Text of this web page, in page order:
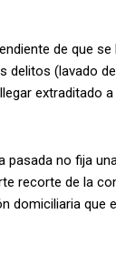
de que
delitos (lavado
extraditado
pasada no fija
recorte de la
domiciliaria que